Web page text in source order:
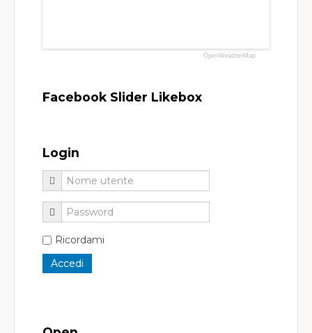
OpenWeatherMap
Facebook Slider Likebox
Login
Ricordami